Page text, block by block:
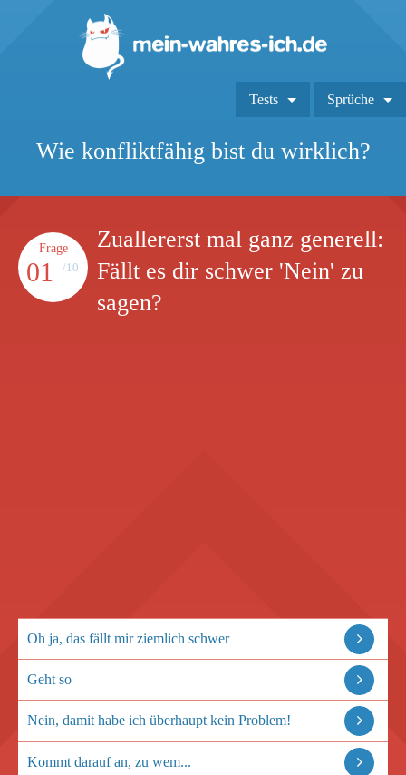
Tests Sprüche
Wie konfliktfähig bist du wirklich?
Frage
01 /10
Zuallererst mal ganz generell:
Fällt es dir schwer 'Nein' zu
sagen?
Oh ja, das fällt mir ziemlich schwer
Geht so
Nein, damit habe ich überhaupt kein Problem!
Kommt darauf an, zu wem...